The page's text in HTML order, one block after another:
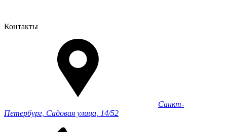
Контакты
Санкт-
Петербург, Садовая улица, 14/52